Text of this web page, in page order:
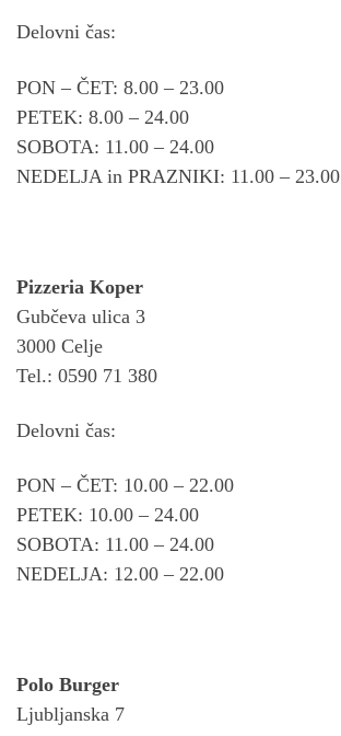
Delovni čas:
PON – ČET: 8.00 – 23.00
PETEK: 8.00 – 24.00
SOBOTA: 11.00 – 24.00
NEDELJA in PRAZNIKI: 11.00 – 23.00
Pizzeria Koper
Gubčeva ulica 3
3000 Celje
Tel.: 0590 71 380
Delovni čas:
PON – ČET: 10.00 – 22.00
PETEK: 10.00 – 24.00
SOBOTA: 11.00 – 24.00
NEDELJA: 12.00 – 22.00
Polo Burger
Ljubljanska 7